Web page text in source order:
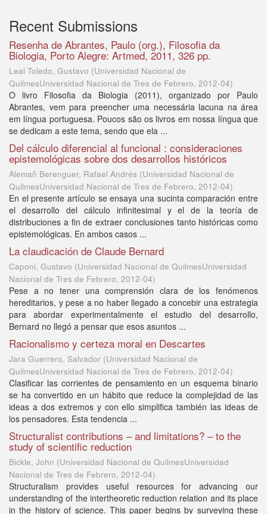
Recent Submissions
Resenha de Abrantes, Paulo (org.), Filosofia da
Biologia, Porto Alegre: Artmed, 2011, 326 pp.
Leal Toledo, Gustavo (Universidad Nacional de
QuilmesUniversidad Nacional de Tres de Febrero, 2012-04)
O livro Filosofia da Biologia (2011), organizado por Paulo
Abrantes, vem para preencher uma necessária lacuna na área
em língua portuguesa. Poucos são os livros em nossa língua que
se dedicam a este tema, sendo que ela ...
Del cálculo diferencial al funcional : consideraciones
epistemológicas sobre dos desarrollos históricos
Alemañ Berenguer, Rafael Andrés (Universidad Nacional de
QuilmesUniversidad Nacional de Tres de Febrero, 2012-04)
En el presente artículo se ensaya una sucinta comparación entre
el desarrollo del cálculo infinitesimal y el de la teoría de
distribuciones a fin de extraer conclusiones tanto históricas como
epistemológicas. En ambos casos ...
La claudicación de Claude Bernard
Caponi, Gustavo (Universidad Nacional de QuilmesUniversidad
Nacional de Tres de Febrero, 2012-04)
Pese a no tener una comprensión clara de los fenómenos
hereditarios, y pese a no haber llegado a concebir una estrategia
para abordar experimentalmente el estudio del desarrollo,
Bernard no llegó a pensar que esos asuntos ...
Racionalismo y certeza moral en Descartes
Jara Guerrero, Salvador (Universidad Nacional de
QuilmesUniversidad Nacional de Tres de Febrero, 2012-04)
Clasificar las corrientes de pensamiento en un esquema binario
se ha convertido en un hábito que reduce la complejidad de las
ideas a dos extremos y con ello simplifica también las ideas de
los pensadores. Esta tendencia ...
Structuralist contributions – and limitations? – to the
study of scientific reduction
Bickle, John (Universidad Nacional de QuilmesUniversidad
Nacional de Tres de Febrero, 2012-04)
Structuralism provides useful resources for advancing our
understanding of the intertheoretic reduction relation and its place
in the history of science. This paper begins by surveying these